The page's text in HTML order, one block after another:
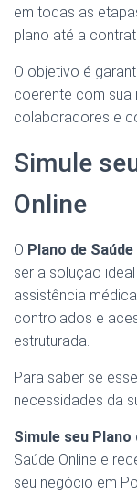
em todas as
plano até a
O objetivo é
coerente com sua
colaboradores e
Simule
Online
O Plano de
ser a solução
assistência
controlados e
estruturada.
Para saber se
necessidades da
Simule seu Plano
Saúde Online e
seu negócio em